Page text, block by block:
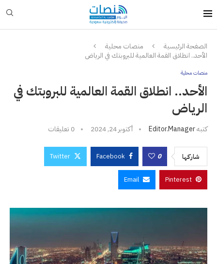
الصفحة الرئيسية
منصات محلية
الأحد.. انطلاق القمة العالمية للبروبتك في الرياض
منصات محلية
الأحد.. انطلاق القمة العالمية للبروبتك في
الرياض
كتبهEditor.manager أكتوبر 24, 2024 0 تعليقات
شاركها 0
Facebook
Twitter
Pinterest
Email